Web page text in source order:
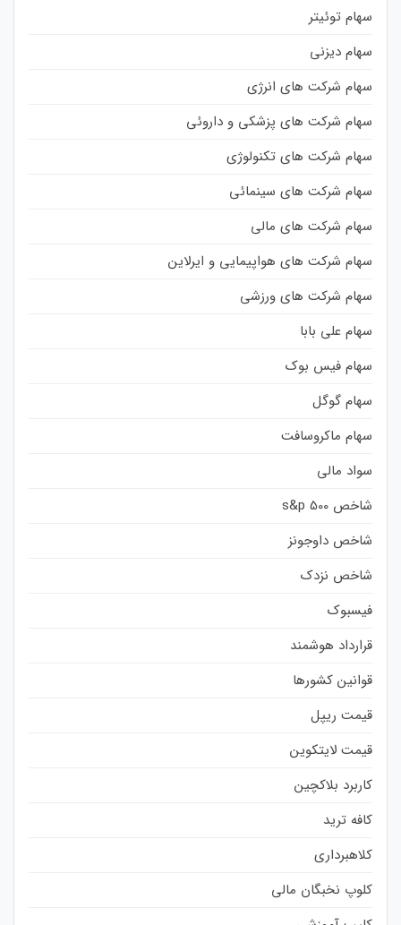
سهام توئیتر
سهام دیزنی
سهام شرکت های انرژی
سهام شرکت های پزشکی و داروئی
سهام شرکت های تکنولوژی
سهام شرکت های سینمائی
سهام شرکت های مالی
سهام شرکت های هواپیمایی و ایرلاین
سهام شرکت های ورزشی
سهام علی بابا
سهام فیس بوک
سهام گوگل
سهام ماکروسافت
سواد مالی
شاخص s&p 500
شاخص داوجونز
شاخص نزدک
فیسبوک
قرارداد هوشمند
قوانین کشورها
قیمت ریپل
قیمت لایتکوین
کاربرد بلاکچین
کافه ترید
کلاهبرداری
کلوپ نخبگان مالی